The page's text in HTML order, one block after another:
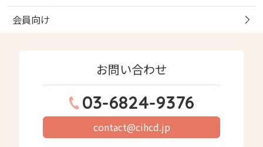
会員向け
お問い合わせ
03-6824-9376
contact@cihcd.jp